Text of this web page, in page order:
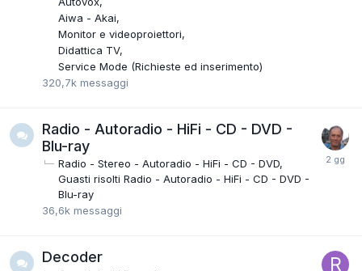
Aiwa - Akai
Monitor e videoproiettori
Didattica TV
Service Mode (Richieste ed inserimento)
320,7k messaggi
Radio - Autoradio - HiFi - CD - DVD -
Blu-ray
Radio - Stereo - Autoradio - HiFi - CD - DVD
Guasti risolti Radio - Autoradio - HiFi - CD - DVD -
Blu-ray
36,6k messaggi
Decoder